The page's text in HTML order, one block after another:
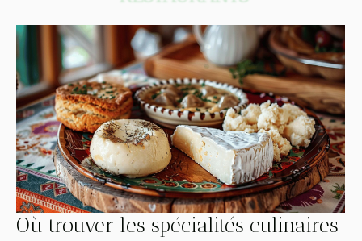
Où trouver les spécialités culinaires